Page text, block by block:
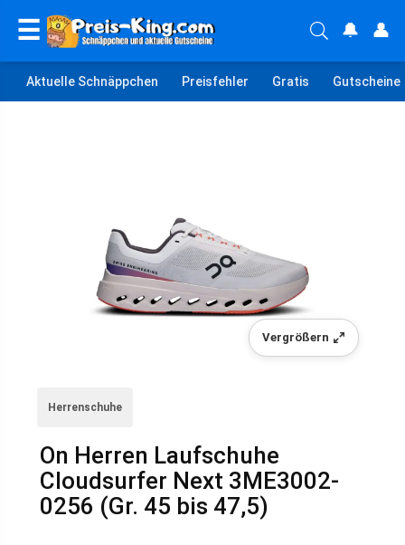
☰ 🔔 👤
Aktuelle Schnäppchen Preisfehler Gratis Gutscheine
Vergrößern
Herrenschuhe
On Herren Laufschuhe
Cloudsurfer Next 3ME3002-
0256 (Gr. 45 bis 47,5)